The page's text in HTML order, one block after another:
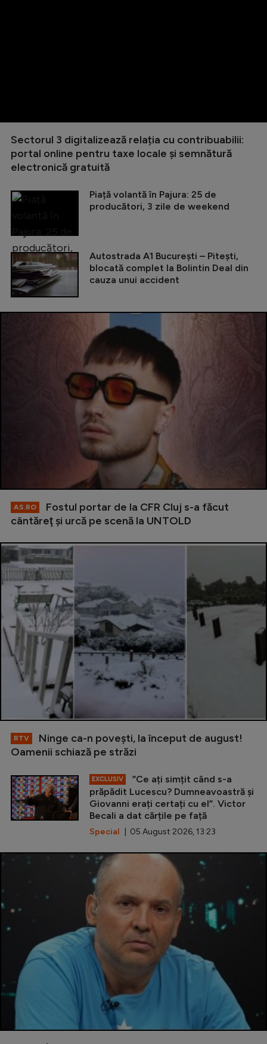
Sectorul 3 digitalizează relația cu contribuabilii:
portal online pentru taxe locale și semnătură
electronică gratuită
Piață volantă în Pajura: 25 de
producători, 3 zile de weekend
Autostrada A1 București – Pitești,
blocată complet la Bolintin Deal din
cauza unui accident
AS.RO
Fostul portar de la CFR Cluj s-a făcut
cântăreţ şi urcă pe scenă la UNTOLD
RTV
Ninge ca-n povești, la început de august!
Oamenii schiază pe străzi
EXCLUSIV
”Ce ați simțit când s-a
prăpădit Lucescu? Dumneavoastră și
Giovanni erați certați cu el”. Victor
Becali a dat cărțile pe față
Special | 05 August 2026, 13:23